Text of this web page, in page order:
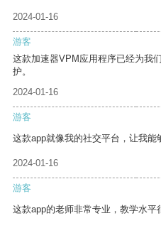
2024-01-16
游客
这款加速器VPM应用程序已经为我
护。
2024-01-16
游客
这款app就像我的社交平台，让我能
2024-01-16
游客
这款app的老师非常专业，教学水平